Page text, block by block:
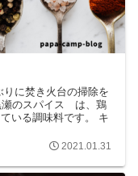
に焚き火台の掃除を
瀬のスパイス は、鶏
いる調味料です。 キ
2021.01.31